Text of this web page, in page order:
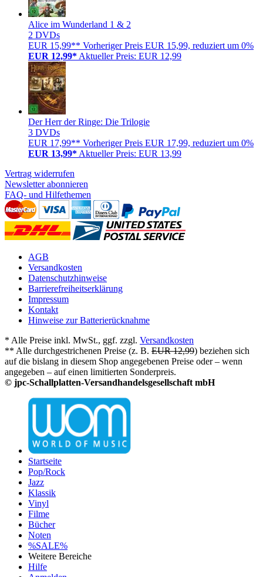
Alice im Wunderland 1 & 2
2 DVDs
EUR 15,99** Vorheriger Preis EUR 15,99, reduziert um 0%
EUR 12,99*Aktueller Preis: EUR 12,99
Der Herr der Ringe: Die Trilogie
3 DVDs
EUR 17,99** Vorheriger Preis EUR 17,99, reduziert um 0%
EUR 13,99*Aktueller Preis: EUR 13,99
Vertrag widerrufen
Newsletter abonnieren
FAQ- und Hilfethemen
AGB
Versandkosten
Datenschutzhinweise
Barrierefreiheitserklärung
Impressum
Kontakt
Hinweise zur Batterierücknahme
* Alle Preise inkl. MwSt., ggf. zzgl. Versandkosten
** Alle durchgestrichenen Preise (z. B. EUR 12,99) beziehen sich
auf die bislang in diesem Shop angegebenen Preise oder – wenn
angegeben – auf einen limitierten Sonderpreis.
© jpc-Schallplatten-Versandhandelsgesellschaft mbH
Startseite
Pop/Rock
Jazz
Klassik
Vinyl
Filme
Bücher
Noten
%SALE%
Weitere Bereiche
Hilfe